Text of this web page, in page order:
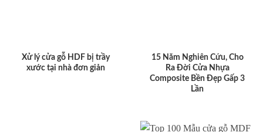
Xử lý cửa gỗ HDF bị trầy
xước tại nhà đơn giản
15 Năm Nghiên Cứu, Cho
Ra Đời Cửa Nhựa
Composite Bền Đẹp Gấp 3
Lần